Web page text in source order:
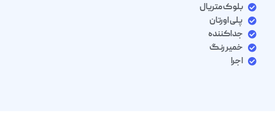
بلوک متریال
پلی اورتان
جداکننده
خمیر رنگ
اجرا